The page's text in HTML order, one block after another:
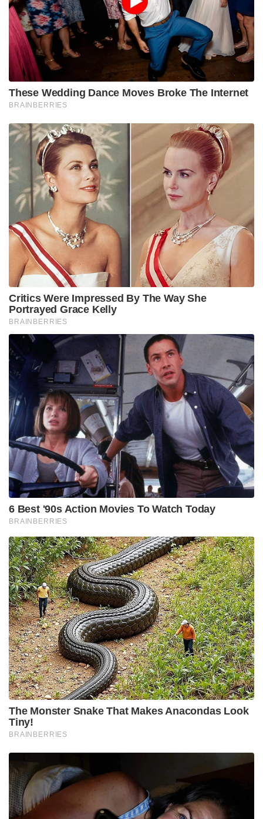
ഇസ്മയിൽ ഹനിയേ, യഹ്യാ സിൻവാർ, സലേ അൽ
അറൗറി, റാവ്ഹി മുഷ്തഹ എന്നിവരാണ് ഹമാസ്
ആക്രമണത്തിൽ കൊല്ലപ്പെട്ട ഉന്നത നേതാക്കൾ.
Tags: Abdul-Latif al-Qanou gaza Hamas spokesman